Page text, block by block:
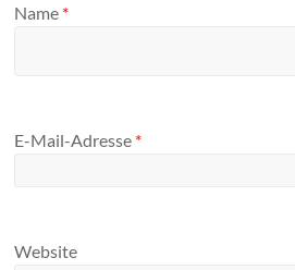
Name *
E-Mail-Adresse *
Website